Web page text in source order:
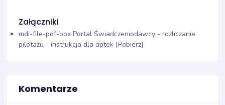
Załączniki
mdi-file-pdf-box Portal Świadczeniodawcy - rozliczanie
pilotażu - instrukcja dla aptek [Pobierz]
Komentarze